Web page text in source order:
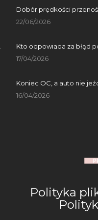
Dobór prędkości
22/06/2026
Kto odpowiada za błąd
17/04/2026
Koniec OC, a auto nie
16/04/2026
Polityka